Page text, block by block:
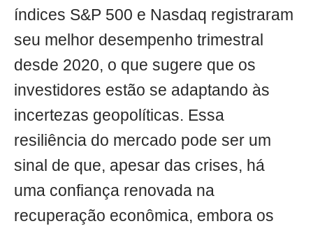
índices S&P 500 e Nasdaq registraram
seu melhor desempenho trimestral
desde 2020, o que sugere que os
investidores estão se adaptando às
incertezas geopolíticas. Essa
resiliência do mercado pode ser um
sinal de que, apesar das crises, há
uma confiança renovada na
recuperação econômica, embora os